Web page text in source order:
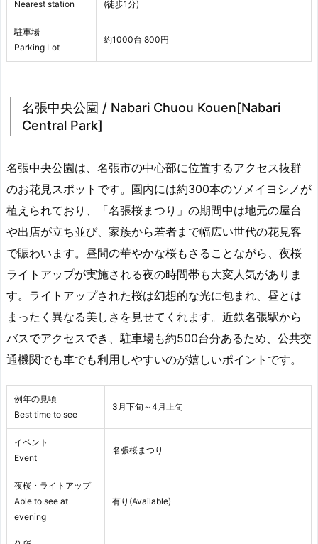
Nearest station
(徒歩1分)
駐車場
Parking Lot
約1000台 800円
名張中央公園 / Nabari Chuou Kouen[Nabari
Central Park]
名張中央公園は、名張市の中心部に位置するアクセス抜群
のお花見スポットです。園内には約300本のソメイヨシノが
植えられており、「名張桜まつり」の期間中は地元の屋台
や出店が立ち並び、家族から若者まで幅広い世代の花見客
で賑わいます。昼間の華やかな桜もさることながら、夜桜
ライトアップが実施される夜の時間帯も大変人気がありま
す。ライトアップされた桜は幻想的な光に包まれ、昼とは
まったく異なる美しさを見せてくれます。近鉄名張駅から
バスでアクセスでき、駐車場も約500台分あるため、公共交
通機関でも車でも利用しやすいのが嬉しいポイントです。
例年の見頃
Best time to see
3月下旬～4月上旬
イベント
Event
名張桜まつり
夜桜・ライトアップ
Able to see at
evening
有り(Available)